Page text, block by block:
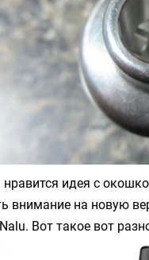
идея с
внимание на новую
Nalu. Вот такое вот